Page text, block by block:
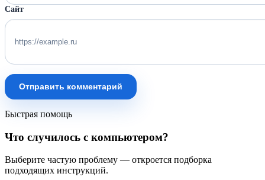
Сайт
Отправить комментарий
Быстрая помощь
Что случилось с компьютером?
Выберите частую проблему — откроется подборка
подходящих инструкций.